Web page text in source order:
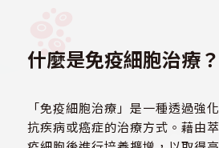
什麼是免疫細胞治療？
「免疫細胞治療」是一種透過強
抗疾病或癌症的治療方式。藉由